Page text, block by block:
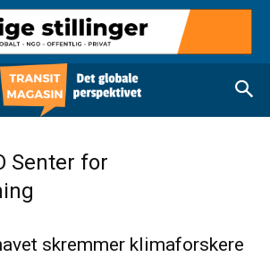
Senter for
skremmer klimaforskere